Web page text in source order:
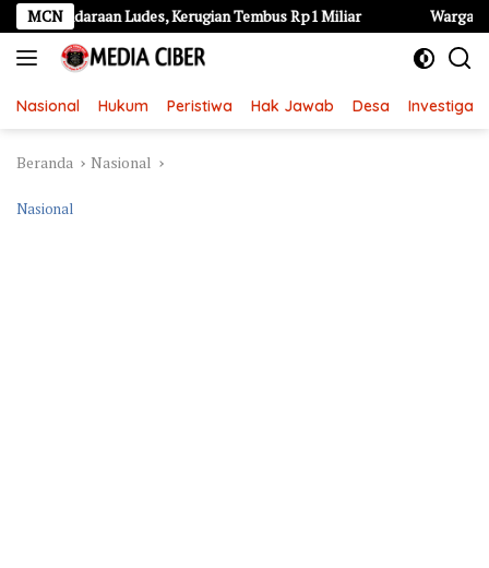
Langsung
ke
konten
MCN Ludes, Kerugian Tembus Rp1 Miliar Warga
Nasional Hukum Peristiwa Hak Jawab Desa Investigasi
Beranda Nasional
Nasional